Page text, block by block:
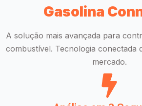
Gasolina
A solução mais avançada para
combustível. Tecnologia conectada
mercado.